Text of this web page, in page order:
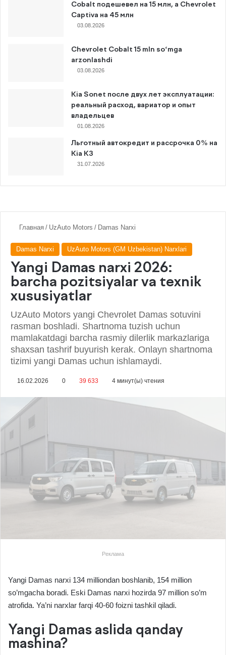
Cobalt подешевел на 15 млн, а Chevrolet
Captiva на 45 млн
03.08.2026
Chevrolet Cobalt 15 mln so‘mga
arzonlashdi
03.08.2026
Kia Sonet после двух лет эксплуатации:
реальный расход, вариатор и опыт
владельцев
01.08.2026
Льготный автокредит и рассрочка 0% на
Kia K3
31.07.2026